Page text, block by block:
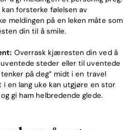
forsterke følelsen av
meldingen på en leken måte som
din til å smile.
Overrask kjæresten din ved å
steder eller til uventede
på deg” midt i en travel
i en lang uke kan utgjøre en stor
gi ham helbredende glede.